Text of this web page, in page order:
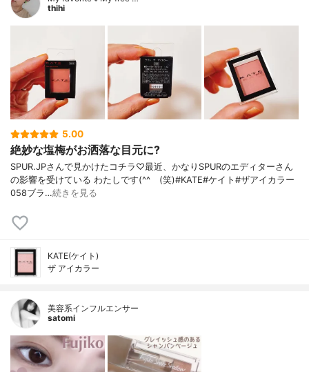
thihi
5.00
絶妙な塩梅がお洒落な目元に?
SPUR.JPさんで見かけたコチラ♡最近、かなりSPURのエディターさん
の影響を受けている わたしです(^^ゞ(笑)#KATE#ケイト#ザアイカラー
058ブラ…続きを見る
KATE(ケイト)
ザ アイカラー
美容系インフルエンサー
satomi